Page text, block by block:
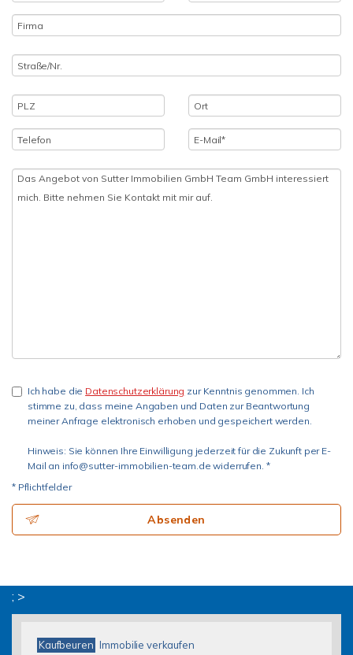
Ich habe die Datenschutzerklärung zur Kenntnis genommen. Ich
stimme zu, dass meine Angaben und Daten zur Beantwortung
meiner Anfrage elektronisch erhoben und gespeichert werden.
Hinweis: Sie können Ihre Einwilligung jederzeit für die Zukunft per E-
Mail an info@sutter-immobilien-team.de widerrufen. *
* Pflichtfelder
Absenden
; >
Kaufbeuren Immobilie verkaufen